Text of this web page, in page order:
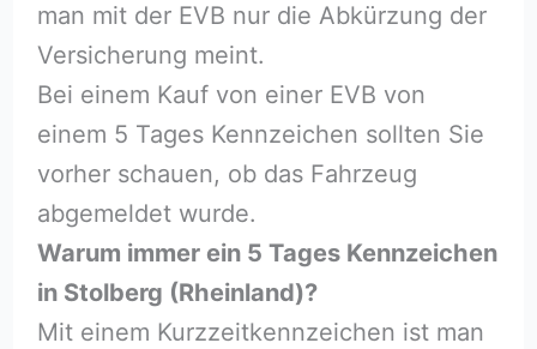
man mit der EVB nur die Abkürzung der
Versicherung meint.
Bei einem Kauf von einer EVB von
einem 5 Tages Kennzeichen sollten Sie
vorher schauen, ob das Fahrzeug
abgemeldet wurde.
Warum immer ein 5 Tages Kennzeichen
in Stolberg (Rheinland)?
Mit einem Kurzzeitkennzeichen ist man